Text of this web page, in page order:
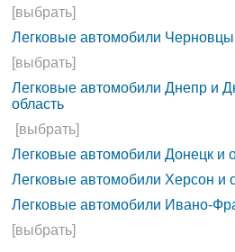
[выбрать]
Легковые автомобили Черновцы
[выбрать]
Легковые автомобили Днепр и
область
[выбрать]
Легковые автомобили Донецк и
Легковые автомобили Херсон и
Легковые автомобили Ивано-
[выбрать]